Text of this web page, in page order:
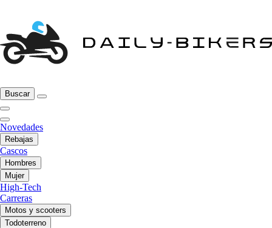
Buscar
Novedades
Rebajas
Cascos
Hombres
Mujer
High-Tech
Carreras
Motos y scooters
Todoterreno